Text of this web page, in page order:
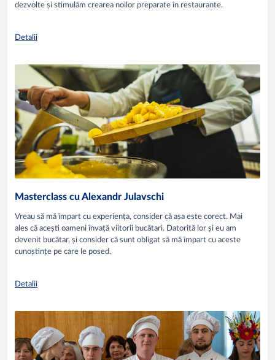
dezvolte și stimulăm crearea noilor preparate în restaurante.
Detalii
Masterclass cu Alexandr Julavschi
Vreau să mă împart cu experiența, consider că așa este corect. Mai
ales că acești oameni învață viitorii bucătari. Datorită lor și eu am
devenit bucătar, și consider că sunt obligat să mă împart cu aceste
cunoștințe pe care le posed.
Detalii